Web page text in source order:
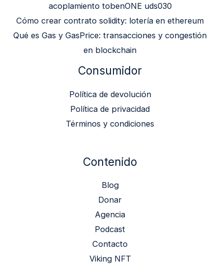
acoplamiento tobenONE uds030
Cómo crear contrato solidity: lotería en ethereum
Qué es Gas y GasPrice: transacciones y congestión
en blockchain
Consumidor
Política de devolución
Política de privacidad
Términos y condiciones
Contenido
Blog
Donar
Agencia
Podcast
Contacto
Viking NFT